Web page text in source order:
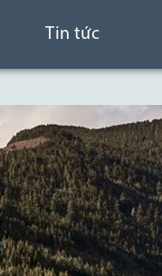
Tin tức